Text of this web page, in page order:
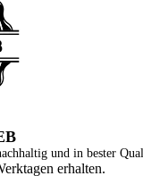
und in bester